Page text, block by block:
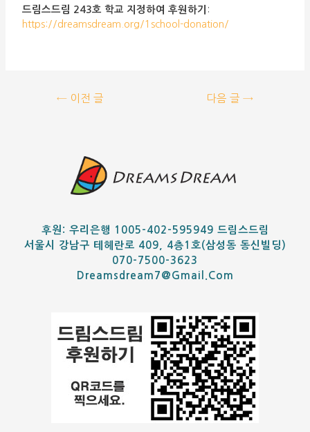
드림스드림 243호 학교 지정하여 후원하기 :
https://dreamsdream.org/1school-donation/
←이전 글 다음 글→
후원: 우리은행 1005-402-595949 드림스드림
서울시 강남구 테헤란로 409, 4층1호(삼성동 동신빌딩)
070-7500-3623
Dreamsdream7@gmail.com